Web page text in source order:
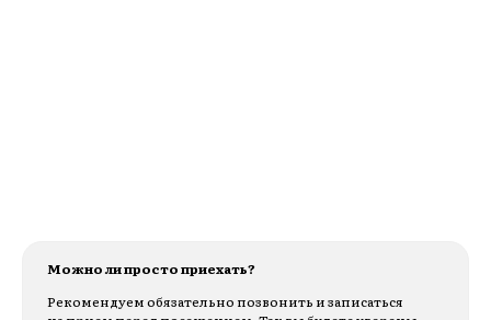
Можно ли просто приехать?
Рекомендуем обязательно позвонить и записаться